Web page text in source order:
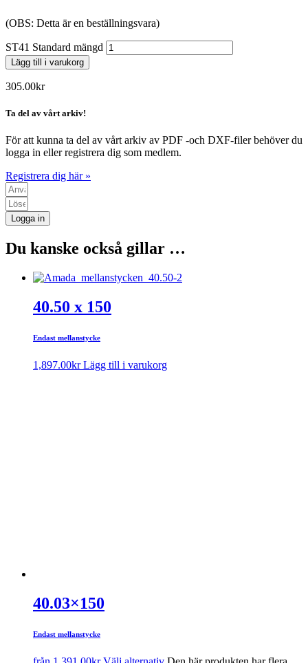
(OBS: Detta är en beställningsvara)
ST41 Standard mängd
Lägg till i varukorg
305.00kr
Ta del av vårt arkiv!
För att kunna ta del av vårt arkiv av PDF -och DXF-filer behöver du
logga in eller registrera dig som medlem.
Registrera dig här »
Logga in
Du kanske också gillar …
40.50 x 150
Endast mellanstycke
1,897.00kr Lägg till i varukorg
40.03×150
Endast mellanstycke